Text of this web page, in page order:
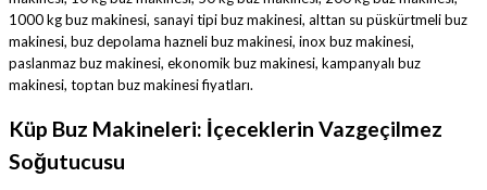
1000 kg buz makinesi, sanayi tipi buz makinesi, alttan su püskürtmeli buz
makinesi, buz depolama hazneli buz makinesi, inox buz makinesi,
paslanmaz buz makinesi, ekonomik buz makinesi, kampanyalı buz
makinesi, toptan buz makinesi fiyatları.
Küp Buz Makineleri: İçeceklerin Vazgeçilmez
Soğutucusu